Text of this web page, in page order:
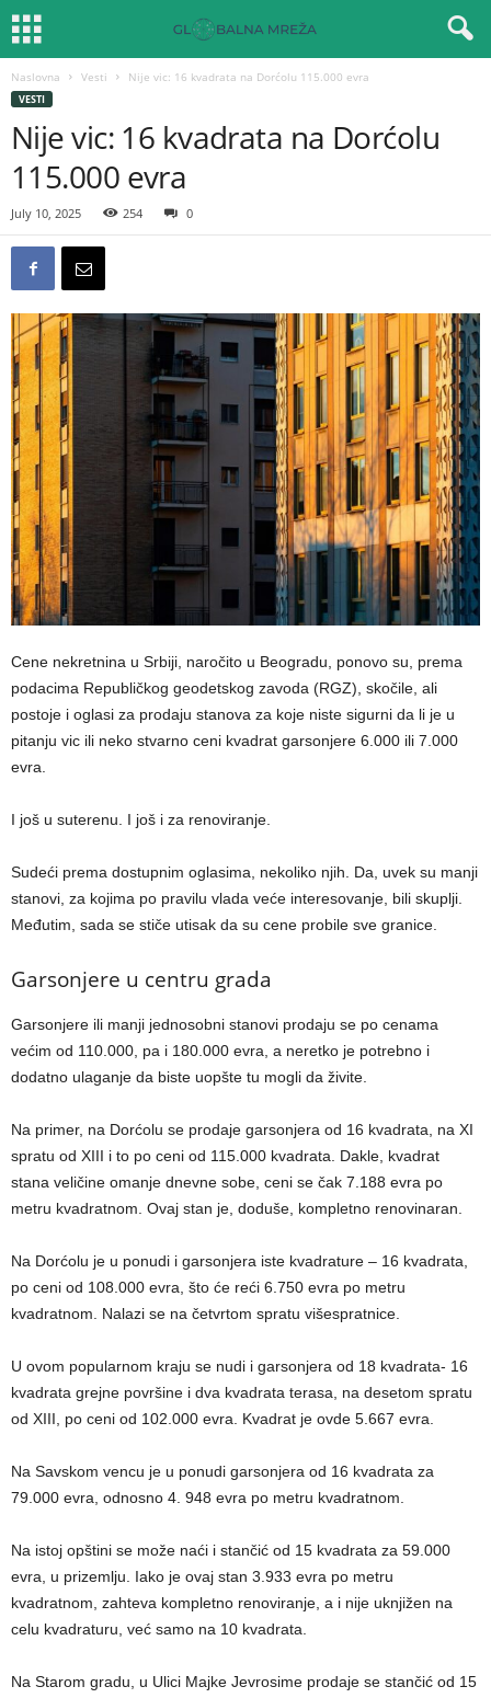
Naslovna Vesti Nije vic: 16 kvadrata na Dorćolu 115.000 evra
VESTI
Nije vic: 16 kvadrata na Dorćolu
115.000 evra
July 10, 2025 254 0
Cene nekretnina u Srbiji, naročito u Beogradu, ponovo su, prema
podacima Republičkog geodetskog zavoda (RGZ), skočile, ali
postoje i oglasi za prodaju stanova za koje niste sigurni da li je u
pitanju vic ili neko stvarno ceni kvadrat garsonjere 6.000 ili 7.000
evra.
I još u suterenu. I još i za renoviranje.
Sudeći prema dostupnim oglasima, nekoliko njih. Da, uvek su manji
stanovi, za kojima po pravilu vlada veće interesovanje, bili skuplji.
Međutim, sada se stiče utisak da su cene probile sve granice.
Garsonjere u centru grada
Garsonjere ili manji jednosobni stanovi prodaju se po cenama
većim od 110.000, pa i 180.000 evra, a neretko je potrebno i
dodatno ulaganje da biste uopšte tu mogli da živite.
Na primer, na Dorćolu se prodaje garsonjera od 16 kvadrata, na XI
spratu od XIII i to po ceni od 115.000 kvadrata. Dakle, kvadrat
stana veličine omanje dnevne sobe, ceni se čak 7.188 evra po
metru kvadratnom. Ovaj stan je, doduše, kompletno renovinaran.
Na Dorćolu je u ponudi i garsonjera iste kvadrature – 16 kvadrata,
po ceni od 108.000 evra, što će reći 6.750 evra po metru
kvadratnom. Nalazi se na četvrtom spratu višespratnice.
U ovom popularnom kraju se nudi i garsonjera od 18 kvadrata- 16
kvadrata grejne površine i dva kvadrata terasa, na desetom spratu
od XIII, po ceni od 102.000 evra. Kvadrat je ovde 5.667 evra.
Na Savskom vencu je u ponudi garsonjera od 16 kvadrata za
79.000 evra, odnosno 4. 948 evra po metru kvadratnom.
Na istoj opštini se može naći i stančić od 15 kvadrata za 59.000
evra, u prizemlju. Iako je ovaj stan 3.933 evra po metru
kvadratnom, zahteva kompletno renoviranje, a i nije uknjižen na
celu kvadraturu, već samo na 10 kvadrata.
Na Starom gradu, u Ulici Majke Jevrosime prodaje se stančić od 15